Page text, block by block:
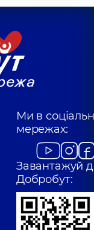
Ми в
мережах:
Завантажуй
Добробут: